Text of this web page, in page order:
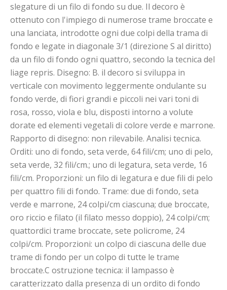
slegature di un filo di fondo su due. Il decoro è
ottenuto con l'impiego di numerose trame broccate e
una lanciata, introdotte ogni due colpi della trama di
fondo e legate in diagonale 3/1 (direzione S al diritto)
da un filo di fondo ogni quattro, secondo la tecnica del
liage repris. Disegno: B. il decoro si sviluppa in
verticale con movimento leggermente ondulante su
fondo verde, di fiori grandi e piccoli nei vari toni di
rosa, rosso, viola e blu, disposti intorno a volute
dorate ed elementi vegetali di colore verde e marrone.
Rapporto di disegno: non rilevabile. Analisi tecnica.
Orditi: uno di fondo, seta verde, 64 fili/cm; uno di pelo,
seta verde, 32 fili/cm.; uno di legatura, seta verde, 16
fili/cm. Proporzioni: un filo di legatura e due fili di pelo
per quattro fili di fondo. Trame: due di fondo, seta
verde e marrone, 24 colpi/cm ciascuna; due broccate,
oro riccio e filato (il filato messo doppio), 24 colpi/cm;
quattordici trame broccate, sete policrome, 24
colpi/cm. Proporzioni: un colpo di ciascuna delle due
trame di fondo per un colpo di tutte le trame
broccate.C ostruzione tecnica: il lampasso è
caratterizzato dalla presenza di un ordito di fondo